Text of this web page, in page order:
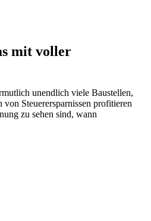
mit voller
unendlich viele Baustellen,
Steuerersparnissen profitieren
zu sehen sind, wann